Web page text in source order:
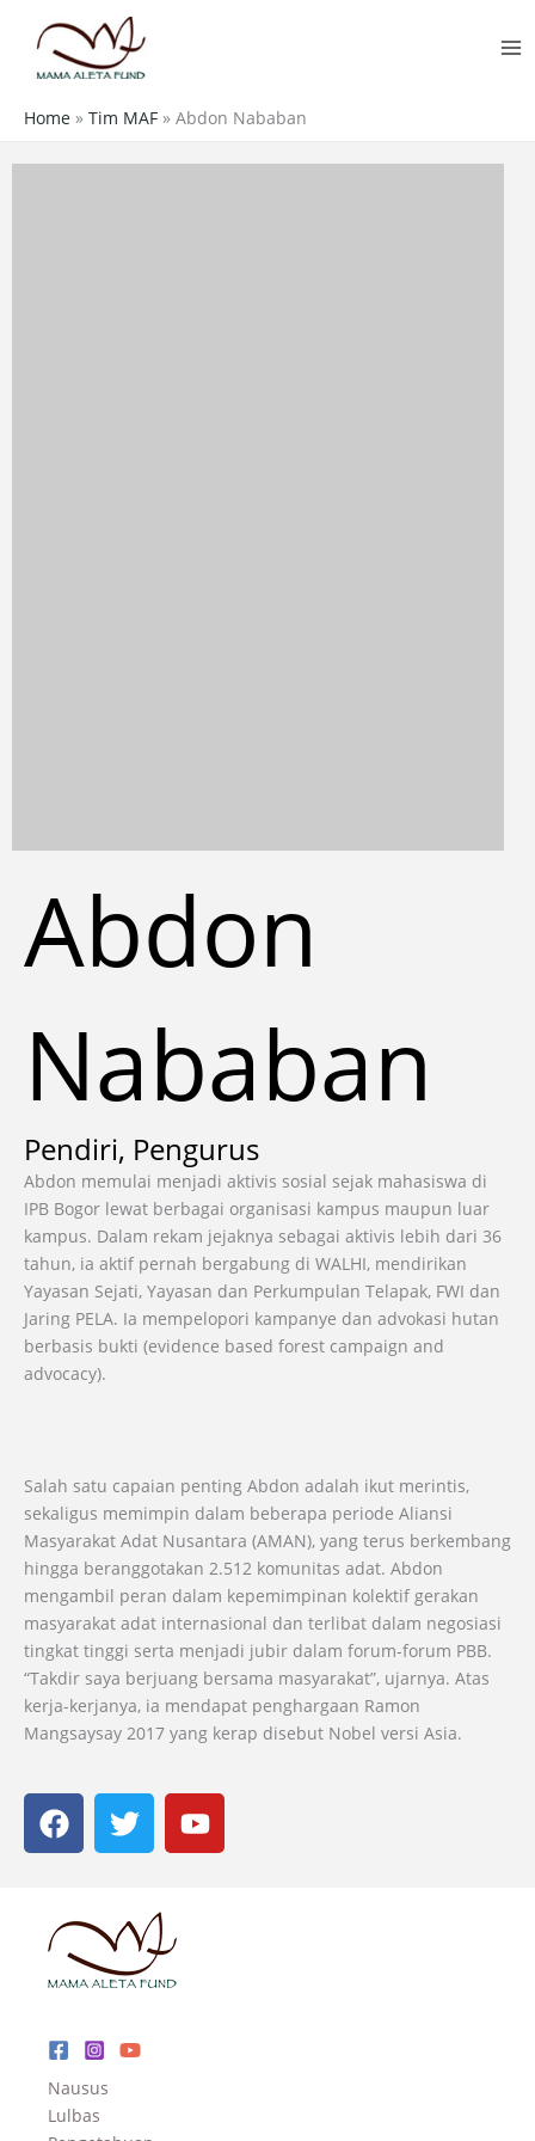
content
Home » Tim MAF » Abdon Nababan
Abdon
Nababan
Pendiri, Pengurus
Abdon memulai menjadi aktivis sosial sejak mahasiswa di
IPB Bogor lewat berbagai organisasi kampus maupun luar
kampus. Dalam rekam jejaknya sebagai aktivis lebih dari 36
tahun, ia aktif pernah bergabung di WALHI, mendirikan
Yayasan Sejati, Yayasan dan Perkumpulan Telapak, FWI dan
Jaring PELA. Ia mempelopori kampanye dan advokasi hutan
berbasis bukti (evidence based forest campaign and
advocacy).
Salah satu capaian penting Abdon adalah ikut merintis,
sekaligus memimpin dalam beberapa periode Aliansi
Masyarakat Adat Nusantara (AMAN), yang terus berkembang
hingga beranggotakan 2.512 komunitas adat. Abdon
mengambil peran dalam kepemimpinan kolektif gerakan
masyarakat adat internasional dan terlibat dalam negosiasi
tingkat tinggi serta menjadi jubir dalam forum-forum PBB.
“Takdir saya berjuang bersama masyarakat”, ujarnya. Atas
kerja-kerjanya, ia mendapat penghargaan Ramon
Mangsaysay 2017 yang kerap disebut Nobel versi Asia.
F
a
c
o
o
k
T
w
i
e
r
Y
o
u
Nausus
Lulbas